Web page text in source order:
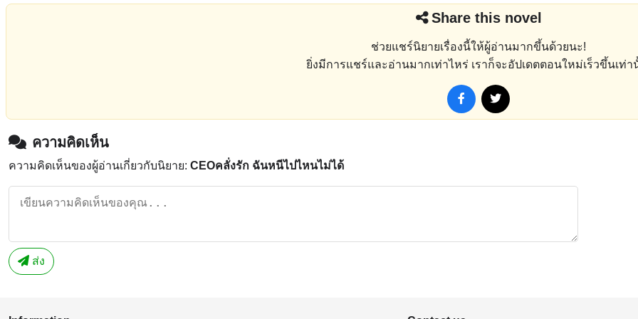
Share this novel
ช่วยแชร์นิยายเรื่องนี้ให้ผู้อ่านมากขึ้นด้วยนะ!
ยิ่งมีการแชร์และอ่านมากเท่าไหร่ เราก็จะอัปเดตตอนใหม่เร็วขึ้นเท่า
ความคิดเห็น
ความคิดเห็นของผู้อ่านเกี่ยวกับนิยาย: CEOคลั่งรัก ฉันหนีไปไหนไม่ได้
ส่ง